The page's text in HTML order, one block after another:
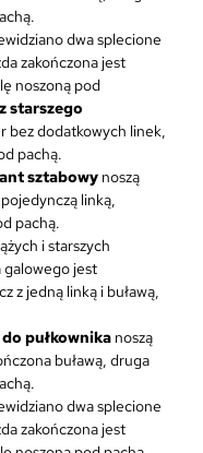
dwa splecione
zakończona jest
noszoną pod
starszego
bez dodatkowych linek,
pachą.
sztabowy noszą
linką,
pachą.
i starszych
galowego jest
z jedną linką i buławą,
pułkownika noszą
buławą, druga
dwa splecione
zakończona jest